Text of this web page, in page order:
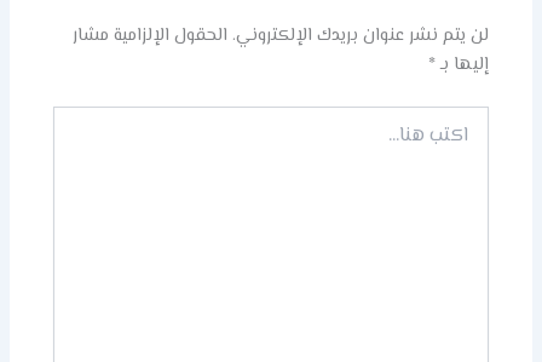
لن يتم نشر عنوان بريدك الإلكتروني. الحقول الإلزامية مشار
إليها بـ*
اكتب
هنا...